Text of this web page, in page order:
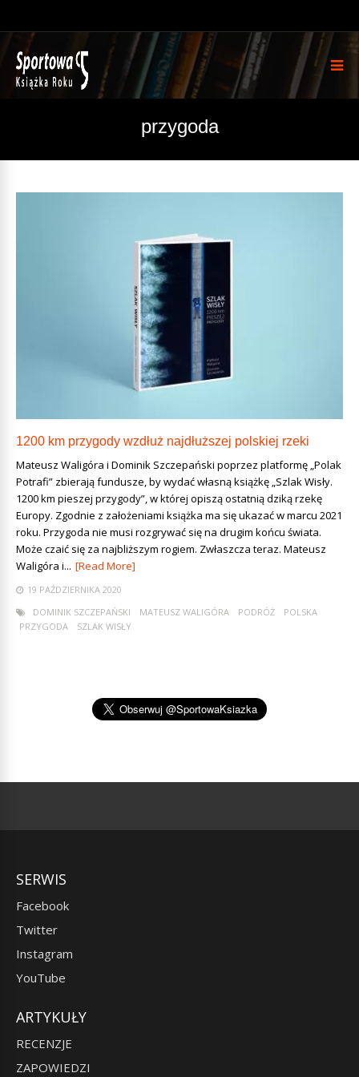
przygoda
1200 km przygody wzdłuż najdłuższej polskiej rzeki
Mateusz Waligóra i Dominik Szczepański poprzez platformę „Polak
Potrafi” zbierają fundusze, by wydać własną książkę „Szlak Wisły.
1200 km pieszej przygody”, w której opiszą ostatnią dziką rzekę
Europy. Zgodnie z założeniami książka ma się ukazać w marcu 2021
roku. Przygoda nie musi rozgrywać się na drugim końcu świata.
Może czaić się za najbliższym rogiem. Zwłaszcza teraz. Mateusz
Waligóra i... [Read More]
19 PAŹDZIERNIKA 2020
DOMINIK SZCZEPAŃSKI
MATEUSZ WALIGÓRA PODRÓŻ
POLSKA
PRZYGODA
SZLAK WISŁY
SERWIS
Facebook
Twitter
Instagram
YouTube
ARTYKUŁY
RECENZJE
ZAPOWIEDZI